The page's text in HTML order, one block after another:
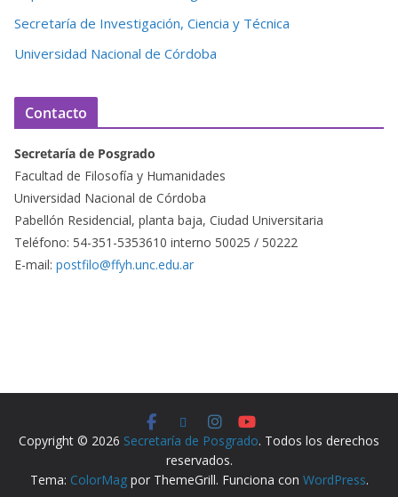
Secretaría de Investigación, Ciencia y Técnica
Universidad Nacional de Córdoba
Contacto
Secretaría de Posgrado
Facultad de Filosofía y Humanidades
Universidad Nacional de Córdoba
Pabellón Residencial, planta baja, Ciudad Universitaria
Teléfono: 54-351-5353610 interno 50025 / 50222
E-mail: postfilo@ffyh.unc.edu.ar
Copyright © 2026 Secretaría de Posgrado. Todos los derechos
reservados.
Tema: ColorMagpor ThemeGrill. Funciona con WordPress.